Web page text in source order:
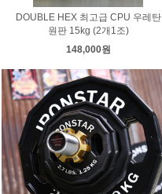
DOUBLE HEX 최고급 CPU 우레탄
원판 15kg (2개1조)
148,000원